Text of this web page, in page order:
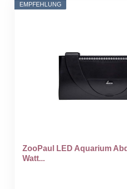
EMPFEHLUNG
ZooPaul LED Aquarium
Watt...